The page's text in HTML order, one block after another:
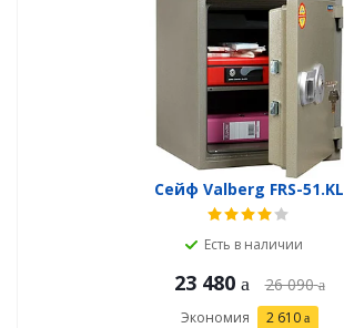
Сейф Valberg FRS-51.KL
Есть в наличии
23 480 26 090
Экономия 2 610